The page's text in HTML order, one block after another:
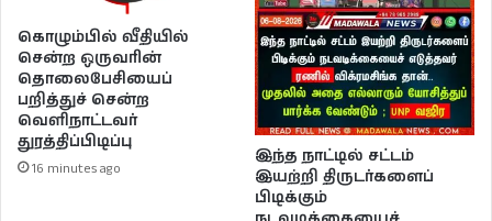
கொழும்பில் வீதியில்
சென்ற ஒருவரின்
தொலைபேசியைப்
பறித்துச் சென்ற
வெளிநாட்டவர்
துரத்திப்பிடிப்பு
16 minutes ago
இந்த நாட்டில் சட்டம்
இயற்றி திருடர்களைப்
பிடிக்கும்